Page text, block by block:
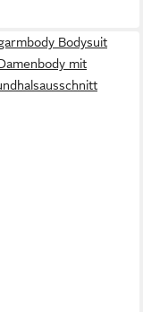
Bodysuit
mit